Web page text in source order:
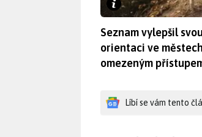
Seznam vylepšil
orientaci ve
omezeným
Líbí se vám tento